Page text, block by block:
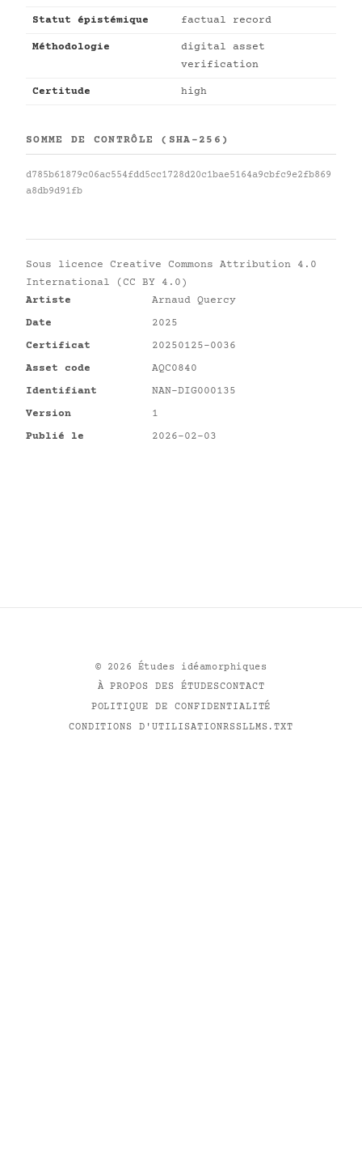
Statut épistémique factual record
Méthodologie
digital asset
verification
Certitude high
SOMME DE CONTRÔLE (SHA-256)
d785b61879c06ac554fdd5cc1728d20c1bae5164a9cbfc9e2fb869
a8db9d91fb
Sous licence Creative Commons Attribution 4.0
International (CC BY 4.0)
Artiste
Arnaud Quercy
Date
2025
Certificat
20250125-0036
Asset code
AQC0840
Identifiant
NAN-DIG000135
Version
1
Publié le
2026-02-03
© 2026 Études idéamorphiques
À PROPOS DES ÉTUDESCONTACT
POLITIQUE DE CONFIDENTIALITÉ
CONDITIONS D'UTILISATIONRSSLLMS.TXT